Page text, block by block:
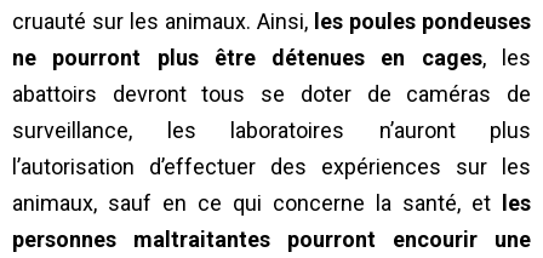
cruauté sur les animaux. Ainsi, les poules pondeuses
ne pourront plus être détenues en cages, les
abattoirs devront tous se doter de caméras de
surveillance, les laboratoires n’auront plus
l’autorisation d’effectuer des expériences sur les
animaux, sauf en ce qui concerne la santé, et
les
personnes maltraitantes pourront encourir une